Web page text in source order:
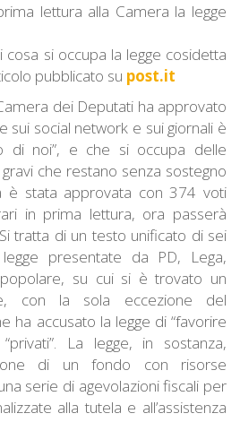
lettura alla Camera la legge
si occupa la legge cosidetta
pubblicato su post.it
dei Deputati ha approvato
sui social network e sui giornali è
di noi”, e che si occupa delle
che restano senza sostegno
è stata approvata con 374 voti
in prima lettura, ora passerà
tratta di un testo unificato di sei
presentate da PD, Lega,
su cui si è trovato un
con la sola eccezione del
ha accusato la legge di “favorire
La legge, in sostanza,
di un fondo con risorse
serie di agevolazioni fiscali per
alla tutela e all’assistenza